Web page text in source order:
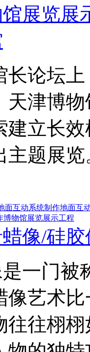
展览展
长论坛
天津博
建立长
主题展
面互动系统制作地面互
博物馆展览展示工程
像/硅
一门被
像艺术
往往栩